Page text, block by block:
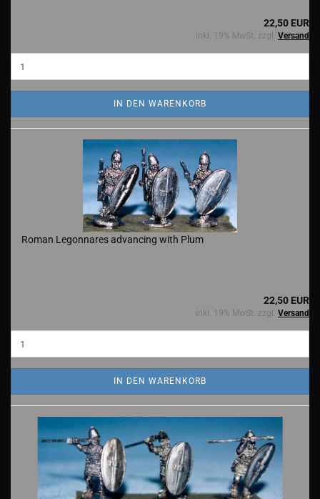
22,50 EUR
inkl. 19% MwSt. zzgl. Versand
IN DEN WARENKORB
Roman Legonnares advancing with Plum
22,50 EUR
inkl. 19% MwSt. zzgl. Versand
IN DEN WARENKORB